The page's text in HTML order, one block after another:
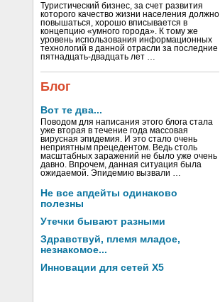
Туристический бизнес, за счет развития
которого качество жизни населения должно
повышаться, хорошо вписывается в
концепцию «умного города». К тому же
уровень использования информационных
технологий в данной отрасли за последние
пятнадцать-двадцать лет …
Блог
Вот те два...
Поводом для написания этого блога стала
уже вторая в течение года массовая
вирусная эпидемия. И это стало очень
неприятным прецедентом. Ведь столь
масштабных заражений не было уже очень
давно. Впрочем, данная ситуация была
ожидаемой. Эпидемию вызвали …
Не все апдейты одинаково
полезны
Утечки бывают разными
Здравствуй, племя младое,
незнакомое...
Инновации для сетей X5